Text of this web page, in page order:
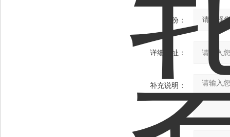
省份：
详细地址：
补充说明：